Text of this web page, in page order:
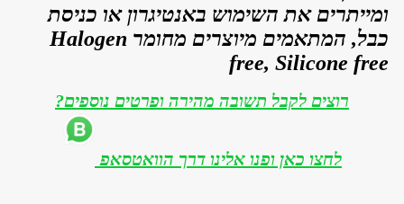
ומייתרים את השימוש באנטיגרון או כניסת
כבל, המתאמים מיוצרים מחומר Halogen
free, Silicone free
רוצים לקבל תשובה מהירה ופרטים נוספים?
לחצו כאן ופנו אלינו דרך הוואטסאפ